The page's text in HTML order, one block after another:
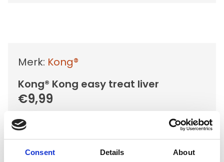
Consent Details About
Merk: Kong®
Kong® Kong easy treat liver
€9,99
Niet op voorraad
Voor 15.00 uur besteld dezelfde werkdag
verzonden